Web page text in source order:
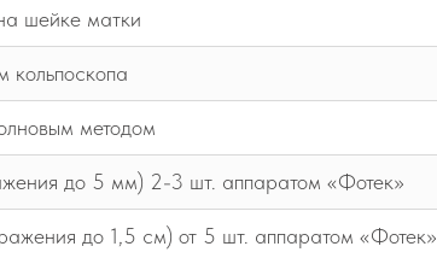
шейке матки
кольпоскопа
методом
до 5 мм) 2-3 шт. аппаратом «Фотек»
до 1,5 см) от 5 шт. аппаратом «Фотек»